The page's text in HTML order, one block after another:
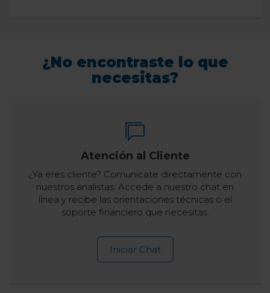
¿No encontraste lo que
necesitas?
Atención al Cliente
¿Ya eres cliente? Comunicate directamente con
nuestros analistas. Accede a nuestro chat en
línea y recibe las orientaciones técnicas o el
soporte financiero que necesitas.
Iniciar Chat